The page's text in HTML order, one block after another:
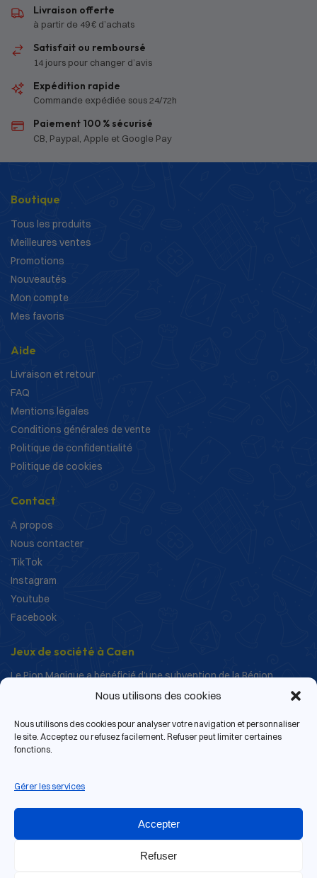
Nous utilisons des cookies
Nous utilisons des cookies pour analyser votre navigation et personnaliser
le site. Acceptez ou refusez facilement. Refuser peut limiter certaines
fonctions.
Gérer les services
Accepter
Refuser
Livraison offerte
à partir de 49 € d’achats
Satisfait ou remboursé
14 jours pour changer d’avis
Expédition rapide
Commande expédiée sous 24/72h
Paiement 100 % sécurisé
CB, Paypal, Apple et Google Pay
Boutique
Tous les produits
Meilleures ventes
Promotions
Nouveautés
Mon compte
Mes favoris
Aide
Livraison et retour
FAQ
Mentions légales
Conditions générales de vente
Politique de confidentialité
Politique de cookies
Contact
A propos
Nous contacter
TikTok
Instagram
Youtube
Facebook
Jeux de société à Caen
Le Pion Magique a bénéficié d’une subvention de la Région
Normandie dans le cadre de ses actions de structuration et de